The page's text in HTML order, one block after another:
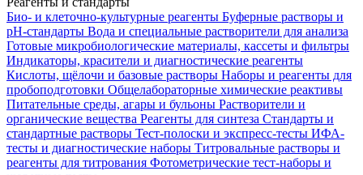
Био- и клеточно-культурные реагенты Буферные растворы и
pH-стандарты Вода и специальные растворители для анализа
Готовые микробиологические материалы, кассеты и фильтры
Индикаторы, красители и диагностические реагенты
Кислоты, щёлочи и базовые растворы Наборы и реагенты для
пробоподготовки Общелабораторные химические реактивы
Питательные среды, агары и бульоны Растворители и
органические вещества Реагенты для синтеза Стандарты и
стандартные растворы Тест-полоски и экспресс-тесты ИФА-
тесты и диагностические наборы Титровальные растворы и
реагенты для титрования Фотометрические тест-наборы и